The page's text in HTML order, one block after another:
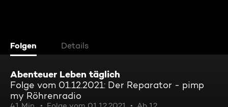
Folgen Details
Abenteuer Leben täglich
Folge vom 01.12.2021: Der Reparator - pimp
my Röhrenradio